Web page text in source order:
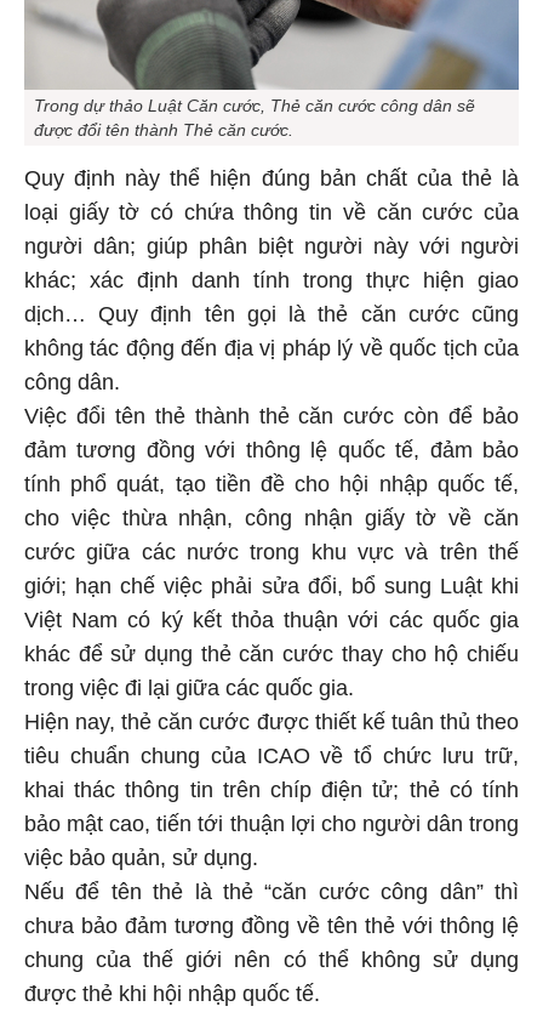
Trong dự thảo Luật Căn cước, Thẻ căn cước công dân sẽ
được đổi tên thành Thẻ căn cước.
Quy định này thể hiện đúng bản chất của thẻ là
loại giấy tờ có chứa thông tin về căn cước của
người dân; giúp phân biệt người này với người
khác; xác định danh tính trong thực hiện giao
dịch… Quy định tên gọi là thẻ căn cước cũng
không tác động đến địa vị pháp lý về quốc tịch của
công dân.
Việc đổi tên thẻ thành thẻ căn cước còn để bảo
đảm tương đồng với thông lệ quốc tế, đảm bảo
tính phổ quát, tạo tiền đề cho hội nhập quốc tế,
cho việc thừa nhận, công nhận giấy tờ về căn
cước giữa các nước trong khu vực và trên thế
giới; hạn chế việc phải sửa đổi, bổ sung Luật khi
Việt Nam có ký kết thỏa thuận với các quốc gia
khác để sử dụng thẻ căn cước thay cho hộ chiếu
trong việc đi lại giữa các quốc gia.
Hiện nay, thẻ căn cước được thiết kế tuân thủ theo
tiêu chuẩn chung của ICAO về tổ chức lưu trữ,
khai thác thông tin trên chíp điện tử; thẻ có tính
bảo mật cao, tiến tới thuận lợi cho người dân trong
việc bảo quản, sử dụng.
Nếu để tên thẻ là thẻ “căn cước công dân” thì
chưa bảo đảm tương đồng về tên thẻ với thông lệ
chung của thế giới nên có thể không sử dụng
được thẻ khi hội nhập quốc tế.